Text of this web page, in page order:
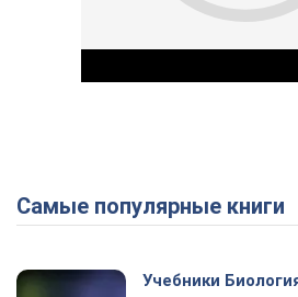
Самые популярные книги
Учебники